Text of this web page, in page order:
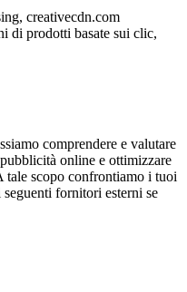
creativecdn.com
di prodotti basate sui clic,
comprendere e valutare
online e ottimizzare
tale scopo confrontiamo i tuoi
fornitori esterni se